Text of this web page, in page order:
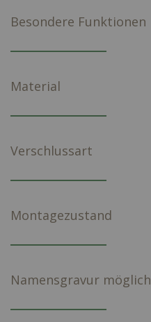
Besondere Funktionen
Material
Verschlussart
Montagezustand
Namensgravur möglich